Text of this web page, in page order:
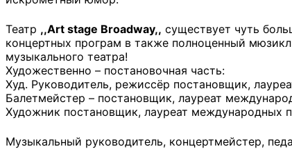
Театр ,,Art stage Broadway,, существует чуть
концертных програм в также полноценный мюзикл
музыкального театра!
Художественно – постановочная часть:
Худ. Руководитель, режиссёр постановщик,
Балетмейстер – постановщик, лауреат
Художник постановщик, лауреат международных
Музыкальный руководитель, концертмейстер,